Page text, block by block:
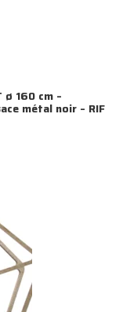
ø 160 cm –
métal noir – RIF